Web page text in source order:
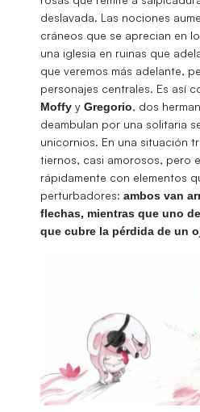
deslavada. Las nociones
cráneos que se aprecian en
una iglesia en ruinas que
que veremos más adelante,
personajes centrales. Es así
Moffy y Gregorio, dos
deambulan por una solitaria
unicornios. En una situación
tiernos, casi amorosos, pero
rápidamente con elementos
perturbadores: ambos van
flechas, mientras que uno
que cubre la pérdida de un